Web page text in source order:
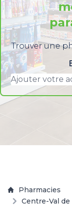
Trouver une
Pharmacies
Centre-Val de